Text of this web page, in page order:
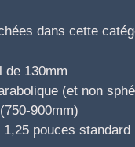
dans cette
de 130mm
(et non
900mm)
pouces standard